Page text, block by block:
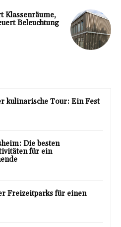
Klassenräume,
Beleuchtung
kulinarische Tour: Ein Fest
Die besten
für ein
Freizeitparks für einen